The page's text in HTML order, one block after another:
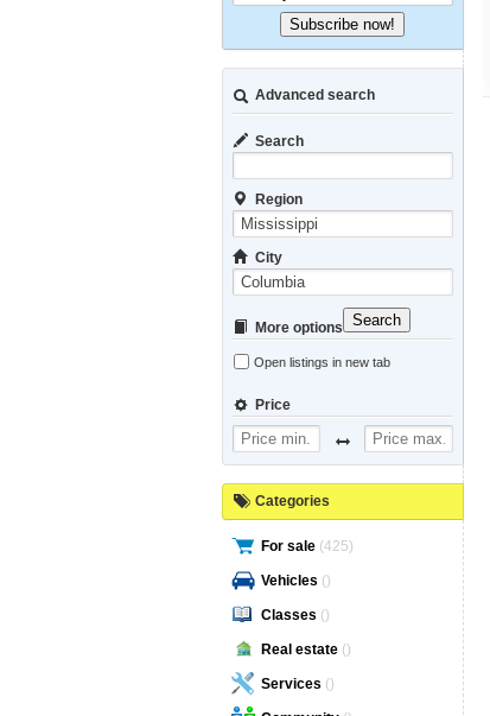
Subscribe now!
Advanced search
Search
Region
City
More options
Open listings in new tab
Price
Search
Categories
For sale (425)
Vehicles ()
Classes ()
Real estate ()
Services ()